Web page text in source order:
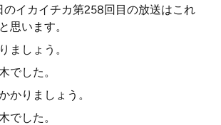
のイカイチカ第258回目の放送はこれ
思います。
ましょう。
でした。
かりましょう。
でした。